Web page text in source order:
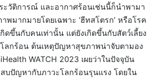
วัติการณ์ และอากาศร้อนเช่นนี้ก็นำพามา
พมากมายโดยเฉพาะ ‘ฮีทสโตรก’ หรือโรค
ดขึ้นกับคนเท่านั้น แต่ยังเกิดขึ้นกับสัตว์เลี้ยง
ลกร้อน ต้นเหตุปัญหาสุขภาพน่าจับตามอง
WATCH 2023 เผยว่าในปัจจุบัน
บปัญหากับภาวะโลกร้อนรุนแรง โดยใน